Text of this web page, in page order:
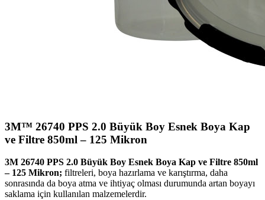
3M™ 26740 PPS 2.0 Büyük Boy Esnek Boya Kap
ve Filtre 850ml – 125 Mikron
3M 26740 PPS 2.0 Büyük Boy Esnek Boya Kap ve Filtre 850ml
– 125 Mikron; filtreleri, boya hazırlama ve karıştırma, daha
sonrasında da boya atma ve ihtiyaç olması durumunda artan boyayı
saklama için kullanılan malzemelerdir.